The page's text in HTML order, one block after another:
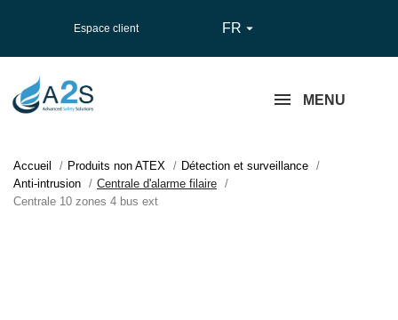
Espace client FR 
MENU
Accueil Produits non ATEX
Détection et surveillance
Anti-intrusion
Centrale d'alarme filaire
Centrale 10 zones 4 bus ext